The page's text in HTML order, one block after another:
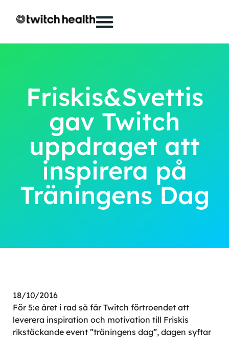
Friskis&Svettis
gav Twitch
uppdraget att
inspirera på
Träningens Dag
18/10/2016
För 5:e året i rad så får Twitch förtroendet att
leverera inspiration och motivation till Friskis
rikstäckande event ”träningens dag”, dagen syftar